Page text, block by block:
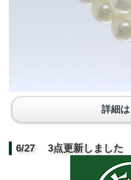
詳細
6/27 3点更新しました